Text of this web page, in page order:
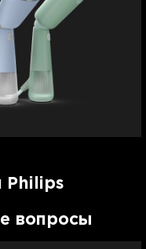
Philips
вопросы